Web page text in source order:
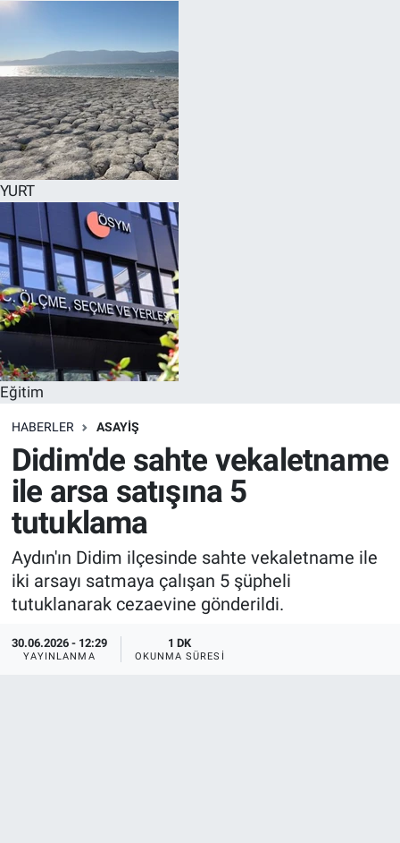
YURT
Eğitim
HABERLER ASAYİŞ
Didim'de sahte vekaletname
ile arsa satışına 5
tutuklama
Aydın'ın Didim ilçesinde sahte vekaletname ile
iki arsayı satmaya çalışan 5 şüpheli
tutuklanarak cezaevine gönderildi.
30.06.2026 - 12:29
YAYINLANMA
1 DK
OKUNMA SÜRESI